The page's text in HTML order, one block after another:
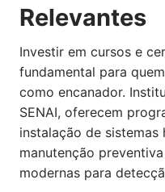
Relevantes
Investir em cursos e
fundamental para
como encanador.
SENAI, oferecem
instalação de sistemas
manutenção
modernas para